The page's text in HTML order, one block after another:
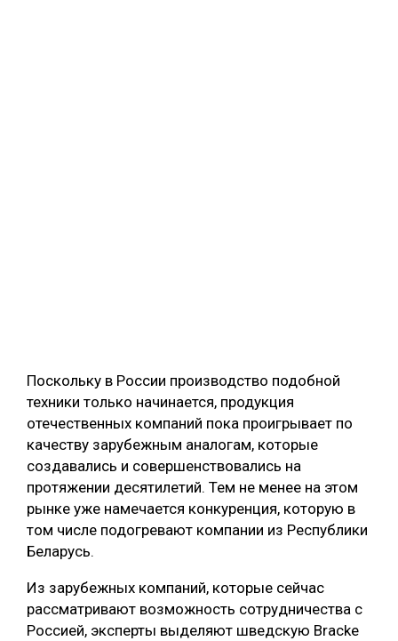
Поскольку в России производство подобной
техники только начинается, продукция
отечественных компаний пока проигрывает по
качеству зарубежным аналогам, которые
создавались и совершенствовались на
протяжении десятилетий. Тем не менее на этом
рынке уже намечается конкуренция, которую в
том числе подогревают компании из Республики
Беларусь.
Из зарубежных компаний, которые сейчас
рассматривают возможность сотрудничества с
Россией, эксперты выделяют шведскую Bracke